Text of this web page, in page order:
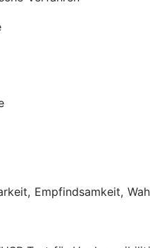
Empfindsamkeit,